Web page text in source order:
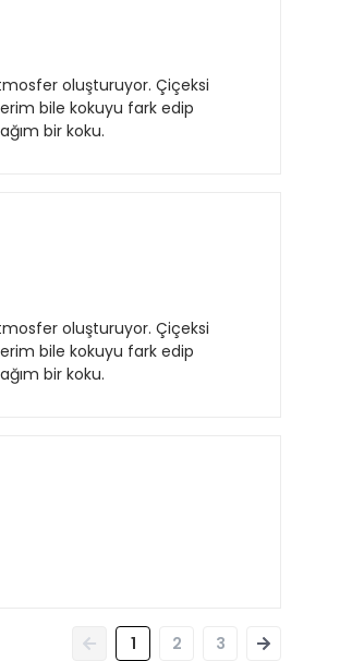
oluşturuyor. Çiçeksi
bile kokuyu fark edip
bir koku.
oluşturuyor. Çiçeksi
bile kokuyu fark edip
bir koku.
1 2 3